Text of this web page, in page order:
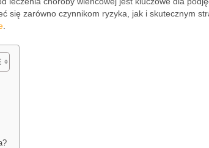
się zarówno czynnikom ryzyka, jak i skutecznym